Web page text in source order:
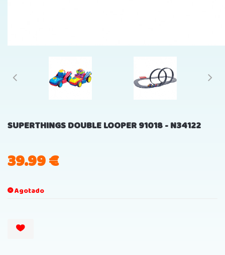
SUPERTHINGS DOUBLE LOOPER 91018 - N34122
39.99€
Agotado